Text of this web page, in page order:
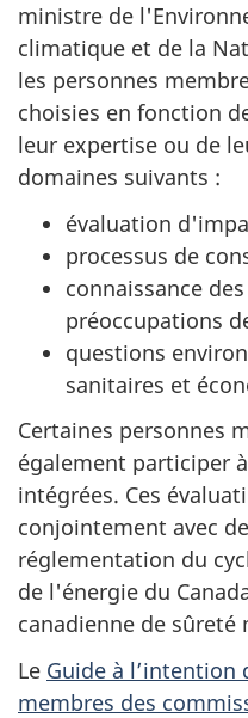
ministre de
climatique et de la
les personnes
choisies en fonction
leur expertise ou de
domaines suivants :
évaluation
processus de
connaissance
préoccupations
questions
sanitaires et
Certaines personnes
également participer
intégrées. Ces
conjointement avec
réglementation du
de l'énergie du
canadienne de sûreté
Le Guide à l’intention
membres des